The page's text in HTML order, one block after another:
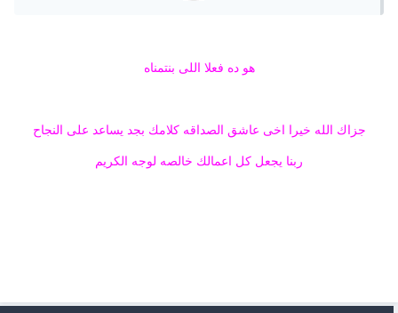
هو ده فعلا اللى بنتمناه
جزاك الله خيرا اخى عاشق الصداقه كلامك بجد يساعد على النجاح
ربنا يجعل كل اعمالك خالصه لوجه الكريم